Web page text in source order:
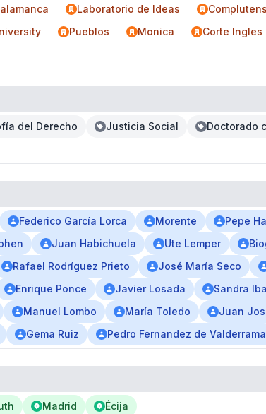
Laboratorio de Ideas
Pueblos Monica
Corte Ingles
del Derecho Justicia Social
Doctorado
Federico García Lorca Morente Pepe
Juan Habichuela Ute Lemper
Rafael Rodríguez Prieto José María Seco
Enrique Ponce Javier Losada Sandra
Manuel Lombo María Toledo Juan
Gema Ruiz Pedro Fernandez de Valderrama
Madrid Écija